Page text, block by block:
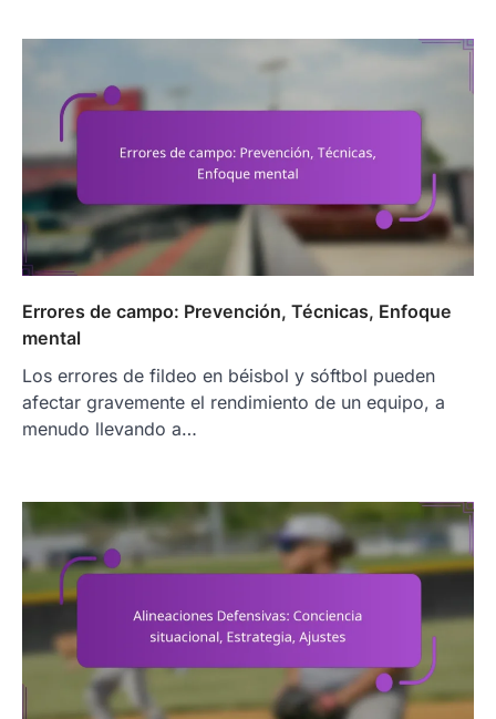
Errores de campo: Prevención, Técnicas, Enfoque
mental
Los errores de fildeo en béisbol y sóftbol pueden
afectar gravemente el rendimiento de un equipo, a
menudo llevando a…